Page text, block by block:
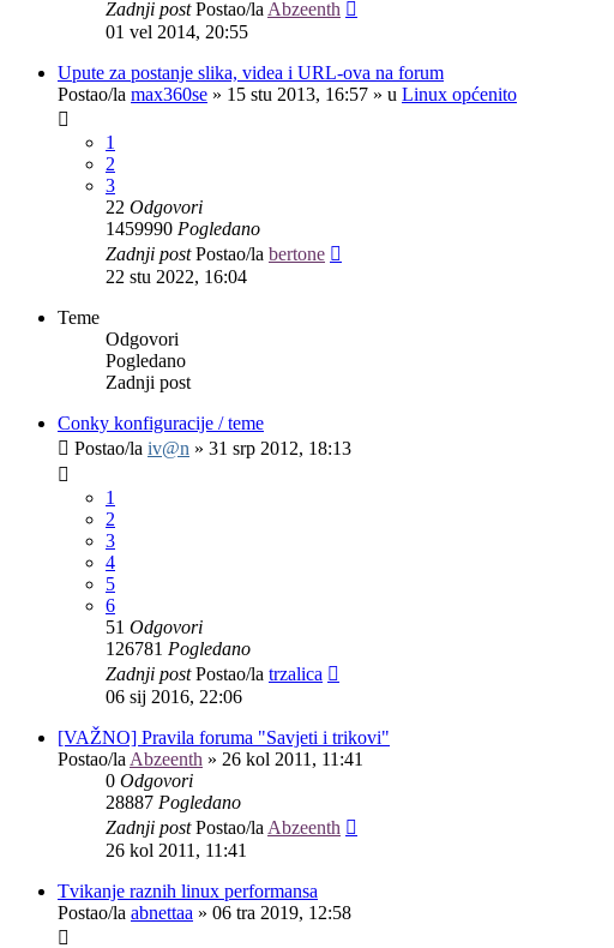
Zadnji postPostao/la Abzeenth
01 vel 2014, 20:55
Upute za postanje slika, videa i URL-ova na forum
Postao/la max360se » 15 stu 2013, 16:57 » u Linux općenito
1
2
3
22 Odgovori
1459990 Pogledano
Zadnji postPostao/la bertone
22 stu 2022, 16:04
Teme
Odgovori
Pogledano
Zadnji post
Conky konfiguracije / teme
Postao/la iv@n » 31 srp 2012, 18:13
1
2
3
4
5
6
51 Odgovori
126781 Pogledano
Zadnji postPostao/la trzalica
06 sij 2016, 22:06
[VAŽNO] Pravila foruma "Savjeti i trikovi"
Postao/la Abzeenth » 26 kol 2011, 11:41
0 Odgovori
28887 Pogledano
Zadnji postPostao/la Abzeenth
26 kol 2011, 11:41
Tvikanje raznih linux performansa
Postao/la abnettaa » 06 tra 2019, 12:58